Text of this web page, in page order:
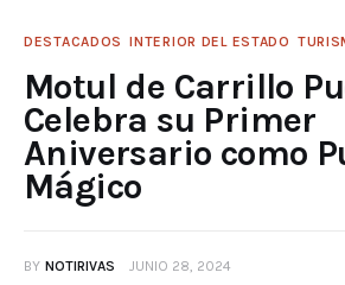
DESTACADOS INTERIOR DEL ESTADO
Motul de Carrillo
Celebra su Primer
Aniversario como
Mágico
BY NOTIRIVAS JUNIO 28, 2024